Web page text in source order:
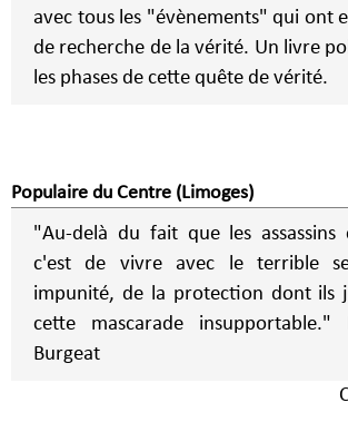
avec tous les "évènements" qui ont
de recherche de la vérité. Un livre
les phases de cette quête de vérité.
Populaire du Centre (Limoges)
"Au-delà du fait que les
c'est de vivre avec le terrible
impunité, de la protection dont ils
cette mascarade insupportable." Fabienne Boulin-
Burgeat